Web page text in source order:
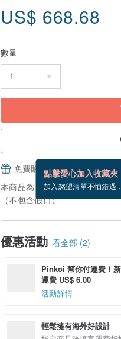
US$ 668.68
數量
點擊愛心加入收藏夾
加入慾望清單不怕錯過
免費贈送電子賀卡，結帳完
本商品為「接單訂製」。付款
（不包含假日）
優惠活動 看全部 (2)
Pinkoi 幫你付運費！
運費 US$ 6.00
活動詳情
輕鬆擁有海外好設計